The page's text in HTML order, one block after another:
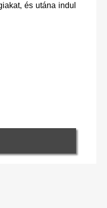
és utána indul